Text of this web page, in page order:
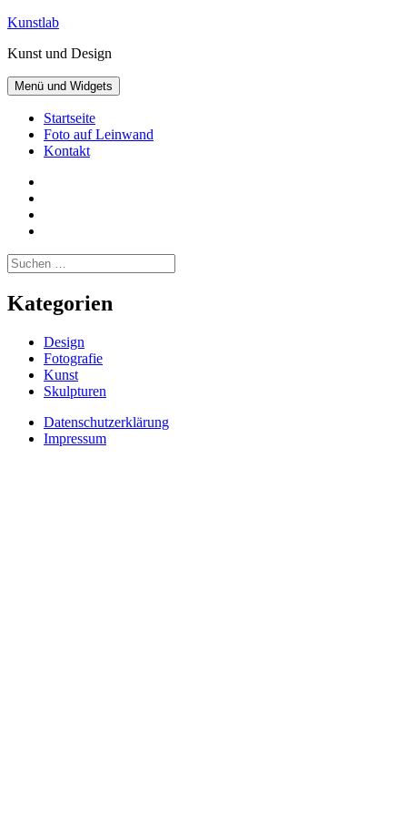
Zum
springen
Kunstlab
Kunst und Design
Menü und Widgets
Startseite
Foto auf Leinwand
Kontakt
Suchen
nach:
Kategorien
Design
Fotografie
Kunst
Skulpturen
Datenschutzerklärung
Impressum